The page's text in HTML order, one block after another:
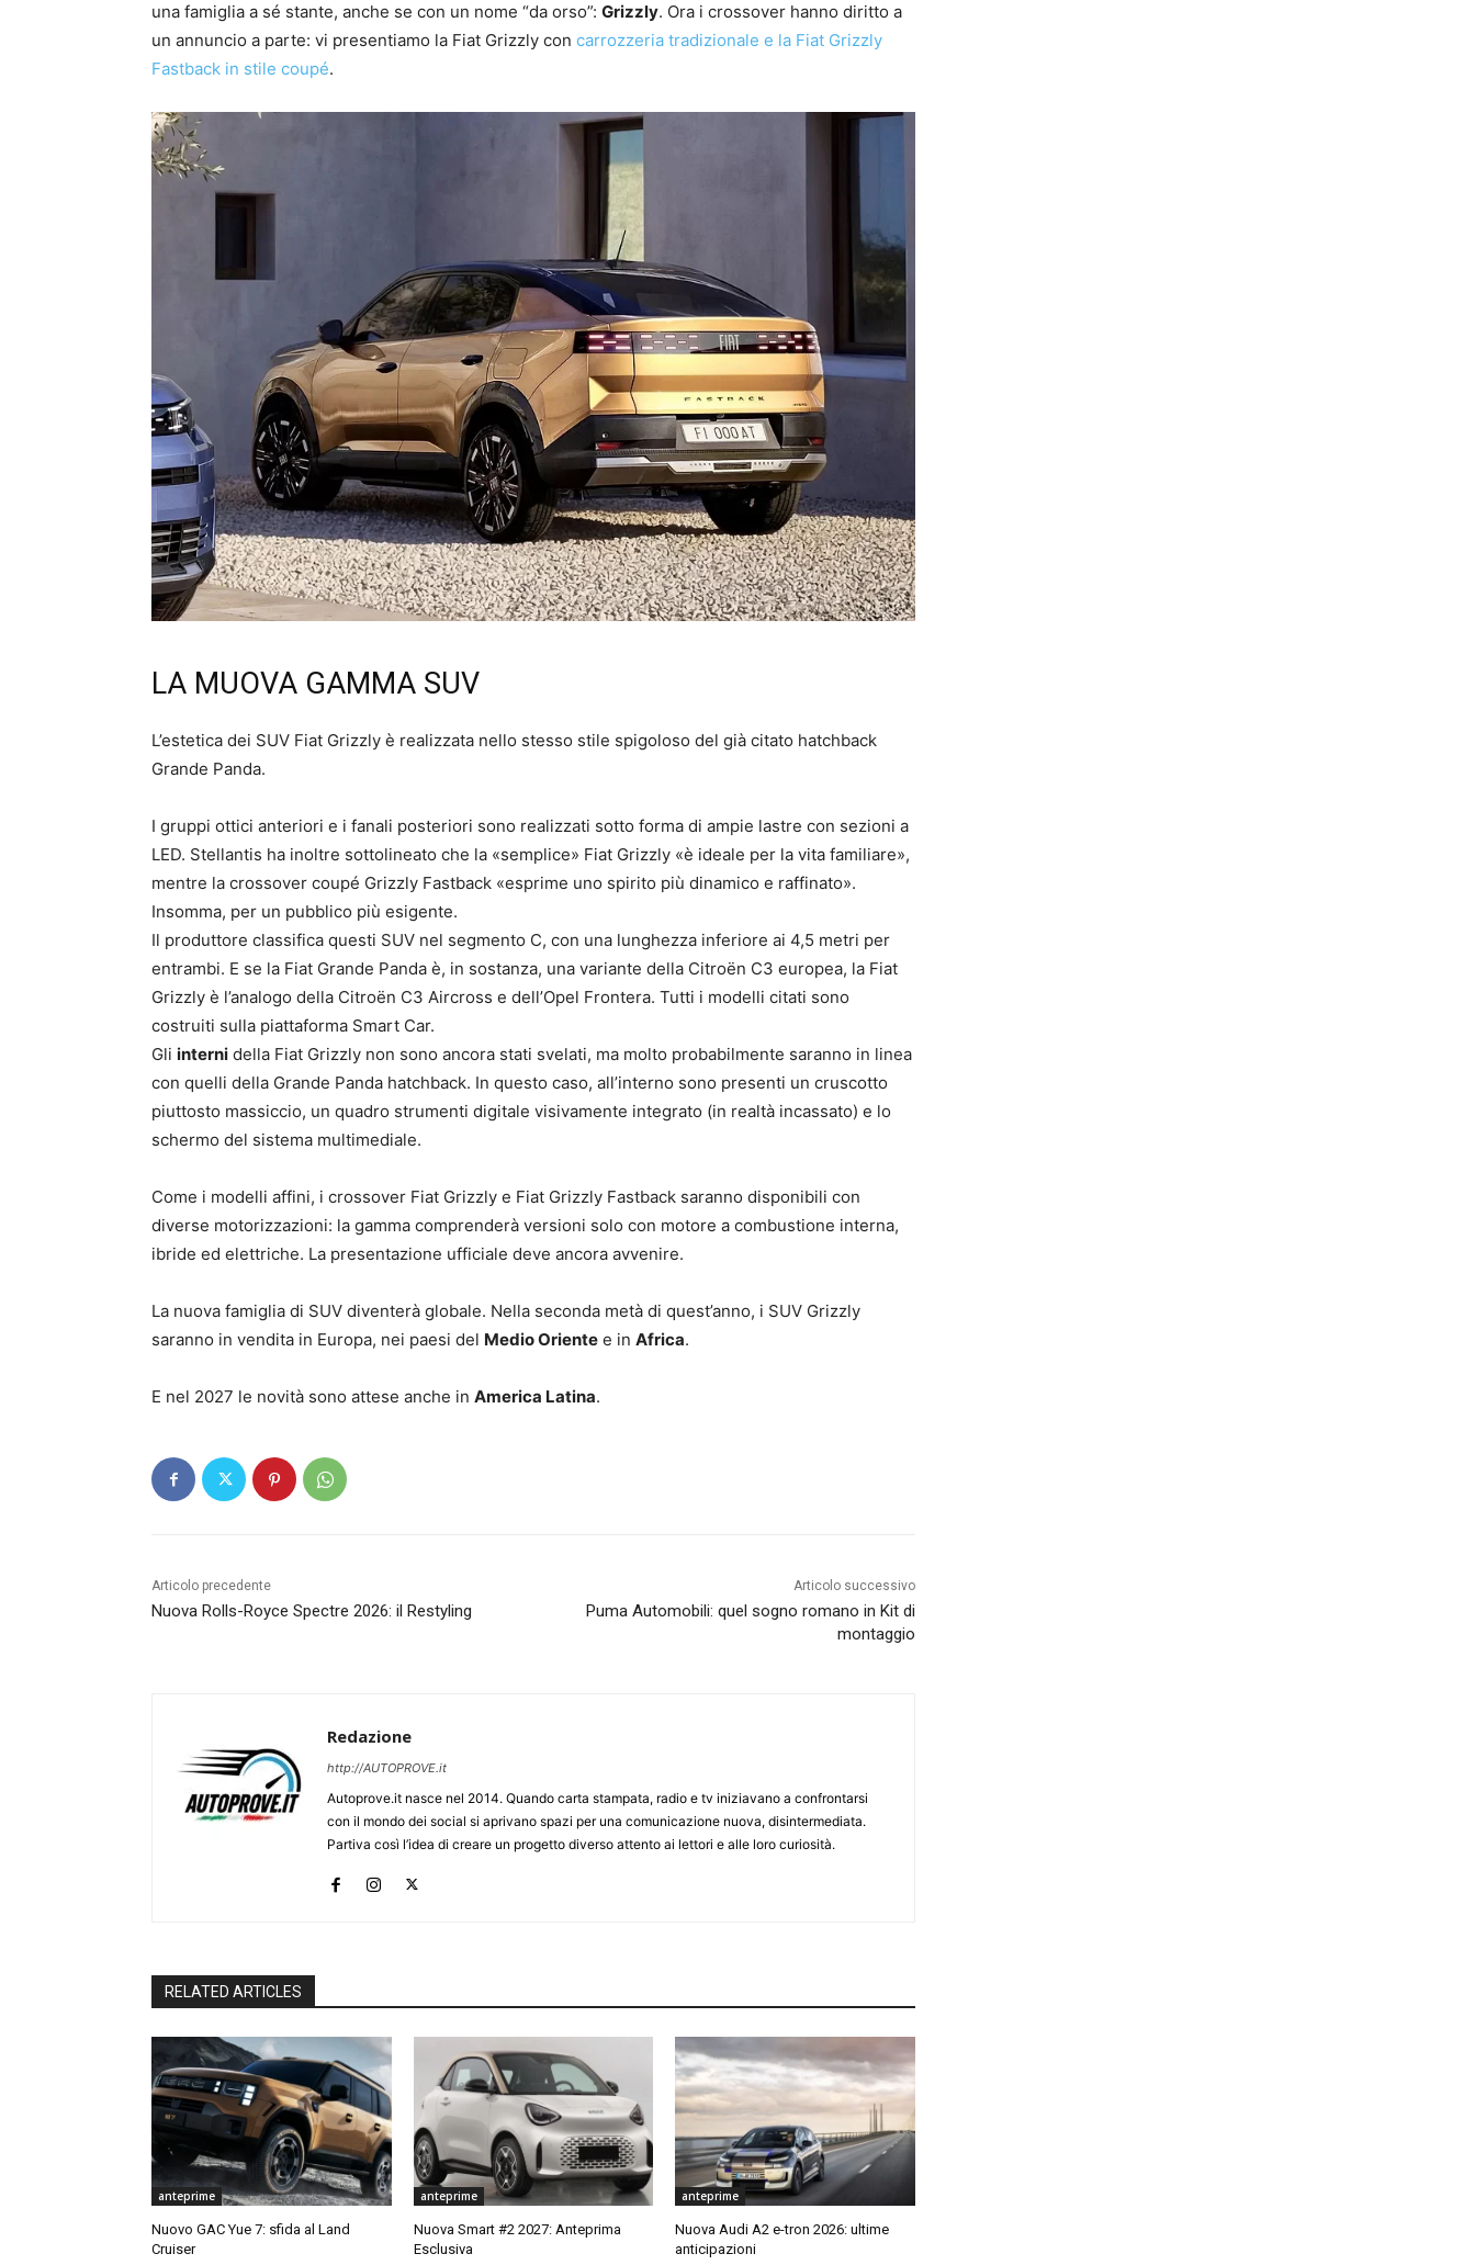
una famiglia a sé stante, anche se con un nome “da orso”: Grizzly. Ora i crossover hanno diritto a
un annuncio a parte: vi presentiamo la Fiat Grizzly con carrozzeria tradizionale e la Fiat Grizzly
Fastback in stile coupé.
LA MUOVA GAMMA SUV
L’estetica dei SUV Fiat Grizzly è realizzata nello stesso stile spigoloso del già citato hatchback
Grande Panda.
I gruppi ottici anteriori e i fanali posteriori sono realizzati sotto forma di ampie lastre con sezioni a
LED. Stellantis ha inoltre sottolineato che la «semplice» Fiat Grizzly «è ideale per la vita familiare»,
mentre la crossover coupé Grizzly Fastback «esprime uno spirito più dinamico e raffinato».
Insomma, per un pubblico più esigente.
Il produttore classifica questi SUV nel segmento C, con una lunghezza inferiore ai 4,5 metri per
entrambi. E se la Fiat Grande Panda è, in sostanza, una variante della Citroën C3 europea, la Fiat
Grizzly è l’analogo della Citroën C3 Aircross e dell’Opel Frontera. Tutti i modelli citati sono
costruiti sulla piattaforma Smart Car.
Gli interni della Fiat Grizzly non sono ancora stati svelati, ma molto probabilmente saranno in linea
con quelli della Grande Panda hatchback. In questo caso, all’interno sono presenti un cruscotto
piuttosto massiccio, un quadro strumenti digitale visivamente integrato (in realtà incassato) e lo
schermo del sistema multimediale.
Come i modelli affini, i crossover Fiat Grizzly e Fiat Grizzly Fastback saranno disponibili con
diverse motorizzazioni: la gamma comprenderà versioni solo con motore a combustione interna,
ibride ed elettriche. La presentazione ufficiale deve ancora avvenire.
La nuova famiglia di SUV diventerà globale. Nella seconda metà di quest’anno, i SUV Grizzly
saranno in vendita in Europa, nei paesi del Medio Oriente e in Africa.
E nel 2027 le novità sono attese anche in America Latina.
Articolo precedente
Nuova Rolls-Royce Spectre 2026: il Restyling
Articolo successivo
Puma Automobili: quel sogno romano in Kit di
montaggio
Redazione
http://AUTOPROVE.it
Autoprove.it nasce nel 2014. Quando carta stampata, radio e tv iniziavano a confrontarsi
con il mondo dei social si aprivano spazi per una comunicazione nuova, disintermediata.
Partiva così l’idea di creare un progetto diverso attento ai lettori e alle loro curiosità.
RELATED ARTICLES
anteprime
Nuovo GAC Yue 7: sfida al Land
Cruiser
anteprime
Nuova Smart #2 2027: Anteprima
Esclusiva
anteprime
Nuova Audi A2 e-tron 2026: ultime
anticipazioni